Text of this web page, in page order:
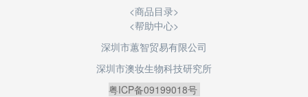
<商品目录>
<帮助中心>
深圳市蕙智贸易有限公司
深圳市澳妆生物科技研究所
粤ICP备09199018号